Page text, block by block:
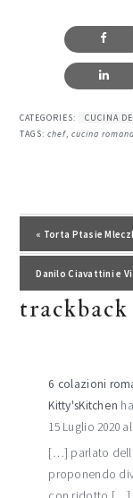
CATEGORIES:
CUCINA
TAGS:chef,cucina romana
Post precedente:
« Torta Ptasie
Post successivo:
Danilo Ciavattini e
del
lettore
trackback
6 colazioni
Kitty'sKitchen
15 Luglio 2020
[…] parlato
proponendo